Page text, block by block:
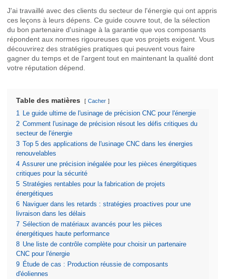
J'ai travaillé avec des clients du secteur de l'énergie qui ont appris
ces leçons à leurs dépens. Ce guide couvre tout, de la sélection
du bon partenaire d'usinage à la garantie que vos composants
répondent aux normes rigoureuses que vos projets exigent. Vous
découvrirez des stratégies pratiques qui peuvent vous faire
gagner du temps et de l'argent tout en maintenant la qualité dont
votre réputation dépend.
Table des matières Cacher
1
Le guide ultime de l'usinage de précision CNC pour l'énergie
2 Comment l'usinage de précision résout les défis critiques du
secteur de l'énergie
3 Top 5 des applications de l'usinage CNC dans les énergies
renouvelables
4 Assurer une précision inégalée pour les pièces énergétiques
critiques pour la sécurité
5 Stratégies rentables pour la fabrication de projets
énergétiques
6 Naviguer dans les retards : stratégies proactives pour une
livraison dans les délais
7 Sélection de matériaux avancés pour les pièces
énergétiques haute performance
8 Une liste de contrôle complète pour choisir un partenaire
CNC pour l'énergie
9 Étude de cas : Production réussie de composants
d'éoliennes